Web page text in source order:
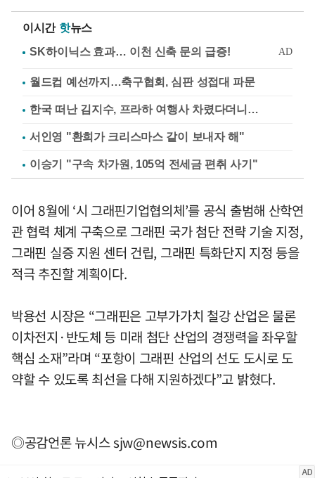
이시간 핫뉴스
월드컵 예선까지…축구협회, 심판 성접대 파문
한국 떠난 김지수, 프라하 여행사 차렸다더니…
서인영 "환희가 크리스마스 같이 보내자 해"
이승기 "구속 차가원, 105억 전세금 편취 사기"
이어 8월에 ‘시 그래핀기업협의체’를 공식 출범해 산학연
관 협력 체계 구축으로 그래핀 국가 첨단 전략 기술 지정,
그래핀 실증 지원 센터 건립, 그래핀 특화단지 지정 등을
적극 추진할 계획이다.
박용선 시장은 “그래핀은 고부가가치 철강 산업은 물론
이차전지·반도체 등 미래 첨단 산업의 경쟁력을 좌우할
핵심 소재”라며 “포항이 그래핀 산업의 선도 도시로 도
약할 수 있도록 최선을 다해 지원하겠다”고 밝혔다.
◎공감언론 뉴시스sjw@newsis.com